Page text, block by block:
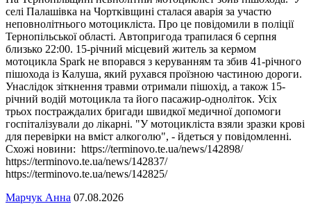
селі Палашівка на Чортківщині сталася аварія за участю
неповнолітнього мотоцикліста. Про це повідомили в поліції
Тернопільської області. Автопригода трапилася 6 серпня
близько 22:00. 15-річний місцевий житель за кермом
мотоцикла Spark не впорався з керуванням та збив 41-річного
пішохода із Калуша, який рухався проїзною частиною дороги.
Унаслідок зіткнення травми отримали пішохід, а також 15-
річний водій мотоцикла та його пасажир-одноліток. Усіх
трьох постраждалих бригади швидкої медичної допомоги
госпіталізували до лікарні. "У мотоцикліста взяли зразки крові
для перевірки на вміст алкоголю", - йдеться у повідомленні.
Схожі новини: https://terminovo.te.ua/news/142898/
https://terminovo.te.ua/news/142837/
https://terminovo.te.ua/news/142825/
Марчук Анна 07.08.2026